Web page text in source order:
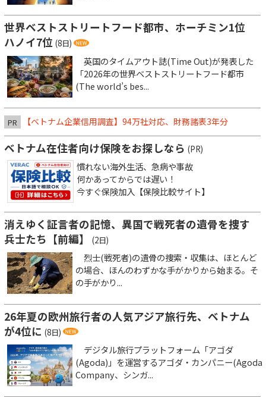
世界ベストストリートフード都市、ホーチミン1位
ハノイ7位 (8日)
英国のタイムアウト誌(Time Out)が発表した
「2026年の世界ベストストリートフード都市
(The world’s bes...
PR 【ベトナム企業信用調査】94万社対応、財務諸表3年分
ベトナム在住者向け保険をお探しなら (PR)
慣れない海外生活、急病や事故
何かあってからでは遅い！
今すぐ保険加入【保険比較サイト】
消えゆく証言者の記憶、異国で戦死者の遺骨を捜す
兵士たち【前編】
(2日)
烈士(戦死者)の遺骨の捜索・収集は、ほとんど
の場合、ほんのわずかな手がかりから始まる。そ
の手がかり...
26年夏の欧州旅行者の人気アジア旅行先、ベトナム
が4位に (8日)
デジタル旅行プラットフォーム「アゴダ
(Agoda)」を運営するアゴダ・カンパニー(Agoda
Company、シンガ...